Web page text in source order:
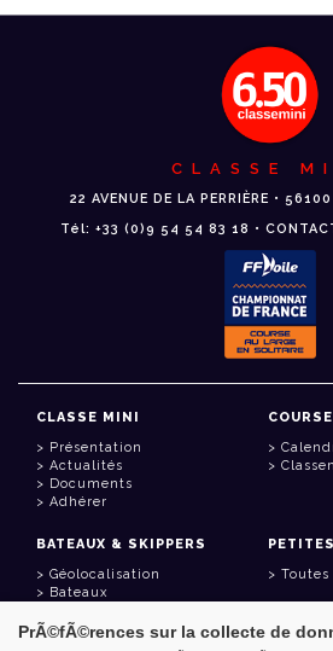
CLASSE
22 AVENUE DE LA PERRIÈRE •
Tél: +33 (0)9 54 54 83 18 •
CLASSE MINI
Présentation
Actualités
Documents
Adhérer
BATEAUX & SKIPPERS
Géolocalisation
Bateaux
PrÃ©fÃ©rences sur la collecte de